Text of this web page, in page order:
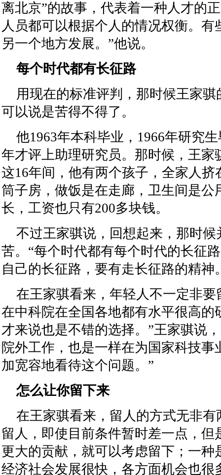
离北京”的故事，代表着一种人才的
人员都可以根据个人的情况权衡。有
另一个地方发展。”他说。
每个时代都有长征路
用现在的标准评判，那时候王家
可以说是苦得不得了。
他1963年本科毕业，1966年研究
年才评上助理研究员。那时候，王家
这16年间，他有两个孩子，全家人挤
筒子房，做饭是在走廊，卫生间是公
长，工资也只有200多块钱。
不过王家骐说，回想起来，那时候
苦。“每个时代都有每个时代的长征
自己的长征路，要有走长征路的精神
在王家骐看来，年轻人不一定非要
在中科院在全国各地都有水平很高的
才来说也是不错的选择。”王家骐说
院外工作，也是一样在为国家科技事
加宽容地看待这个问题。”
怎么让你留下来
在王家骐看来，留人的方式无非
留人，即使目前条件暂时差一点，但
更大的贡献，就可以考虑留下；一种
经济社会发展很快，各方面机会也很